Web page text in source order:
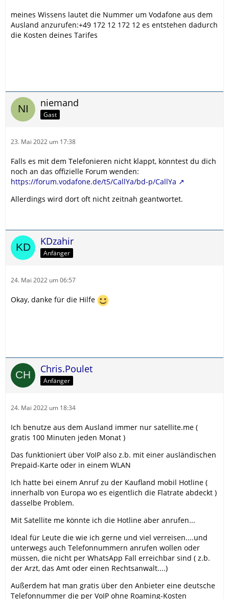
meines Wissens lautet die Nummer um Vodafone aus dem
Ausland anzurufen:+49 172 12 172 12 es entstehen dadurch
die Kosten deines Tarifes
niemand
Gast
23. Mai 2022 um 17:38
Falls es mit dem Telefonieren nicht klappt, könntest du dich
noch an das offizielle Forum wenden:
https://forum.vodafone.de/t5/CallYa/bd-p/CallYa
Allerdings wird dort oft nicht zeitnah geantwortet.
KDzahir
Anfänger
24. Mai 2022 um 06:57
Okay, danke für die Hilfe
Chris.Poulet
Anfänger
24. Mai 2022 um 18:34
Ich benutze aus dem Ausland immer nur satellite.me (
gratis 100 Minuten jeden Monat )
Das funktioniert über VoIP also z.b. mit einer ausländischen
Prepaid-Karte oder in einem WLAN
Ich hatte bei einem Anruf zu der Kaufland mobil Hotline (
innerhalb von Europa wo es eigentlich die Flatrate abdeckt )
dasselbe Problem.
Mit Satellite me könnte ich die Hotline aber anrufen...
Ideal für Leute die wie ich gerne und viel verreisen....und
unterwegs auch Telefonnummern anrufen wollen oder
müssen, die nicht per WhatsApp Fall erreichbar sind ( z.b.
der Arzt, das Amt oder einen Rechtsanwalt....)
Außerdem hat man gratis über den Anbieter eine deutsche
Telefonnummer die per VoIP ohne Roaming-Kosten